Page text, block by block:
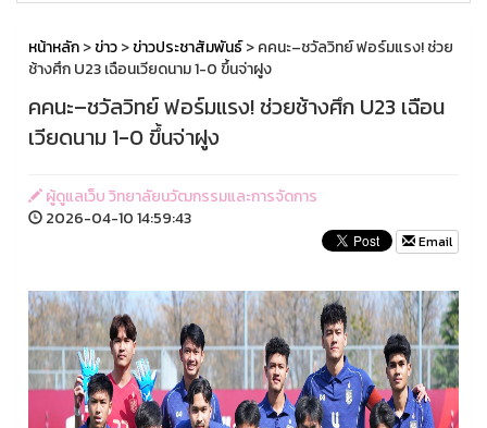
หน้าหลัก>ข่าว>ข่าวประชาสัมพันธ์> คคนะ–ชวัลวิทย์ ฟอร์มแรง! ช่วย
ช้างศึก U23 เฉือนเวียดนาม 1-0 ขึ้นจ่าฝูง
คคนะ–ชวัลวิทย์ ฟอร์มแรง! ช่วยช้างศึก U23 เฉือน
เวียดนาม 1-0 ขึ้นจ่าฝูง
ผู้ดูแลเว็บ วิทยาลัยนวัฒกรรมและการจัดการ
2026-04-10 14:59:43
Email